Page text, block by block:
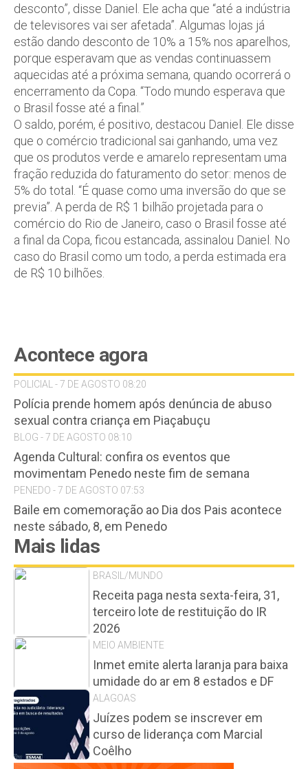
desconto”, disse Daniel. Ele acha que “até a indústria
de televisores vai ser afetada”. Algumas lojas já
estão dando desconto de 10% a 15% nos aparelhos,
porque esperavam que as vendas continuassem
aquecidas até a próxima semana, quando ocorrerá o
encerramento da Copa. “Todo mundo esperava que
o Brasil fosse até a final.”
O saldo, porém, é positivo, destacou Daniel. Ele disse
que o comércio tradicional sai ganhando, uma vez
que os produtos verde e amarelo representam uma
fração reduzida do faturamento do setor: menos de
5% do total. “É quase como uma inversão do que se
previa”. A perda de R$ 1 bilhão projetada para o
comércio do Rio de Janeiro, caso o Brasil fosse até
a final da Copa, ficou estancada, assinalou Daniel. No
caso do Brasil como um todo, a perda estimada era
de R$ 10 bilhões.
Acontece agora
POLICIAL - 7 DE AGOSTO 08:20
Polícia prende homem após denúncia de abuso
sexual contra criança em Piaçabuçu
BLOG - 7 DE AGOSTO 08:10
Agenda Cultural: confira os eventos que
movimentam Penedo neste fim de semana
PENEDO - 7 DE AGOSTO 07:53
Baile em comemoração ao Dia dos Pais acontece
neste sábado, 8, em Penedo
Mais lidas
BRASIL/MUNDO
Receita paga nesta sexta-feira, 31,
terceiro lote de restituição do IR
2026
MEIO AMBIENTE
Inmet emite alerta laranja para baixa
umidade do ar em 8 estados e DF
ALAGOAS
Juízes podem se inscrever em
curso de liderança com Marcial
Coêlho